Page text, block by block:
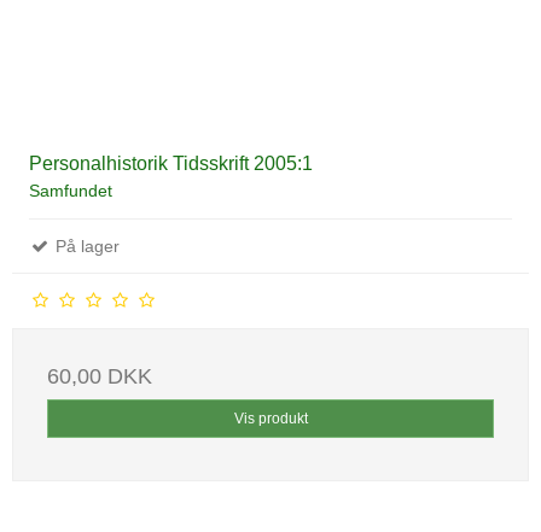
Personalhistorik Tidsskrift 2005:1
Samfundet
På lager
60,00 DKK
Vis produkt